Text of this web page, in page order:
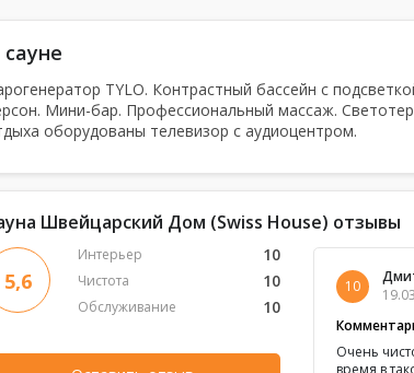
TYLO. Контрастный бассейн с
Мини-бар. Профессиональный массаж.
оборудованы телевизор с аудиоцентром.
Швейцарский Дом (Swiss House) отзывы
5,6
Интерьер 10
Чистота 10
Обслуживание 10
10
Очень
время в